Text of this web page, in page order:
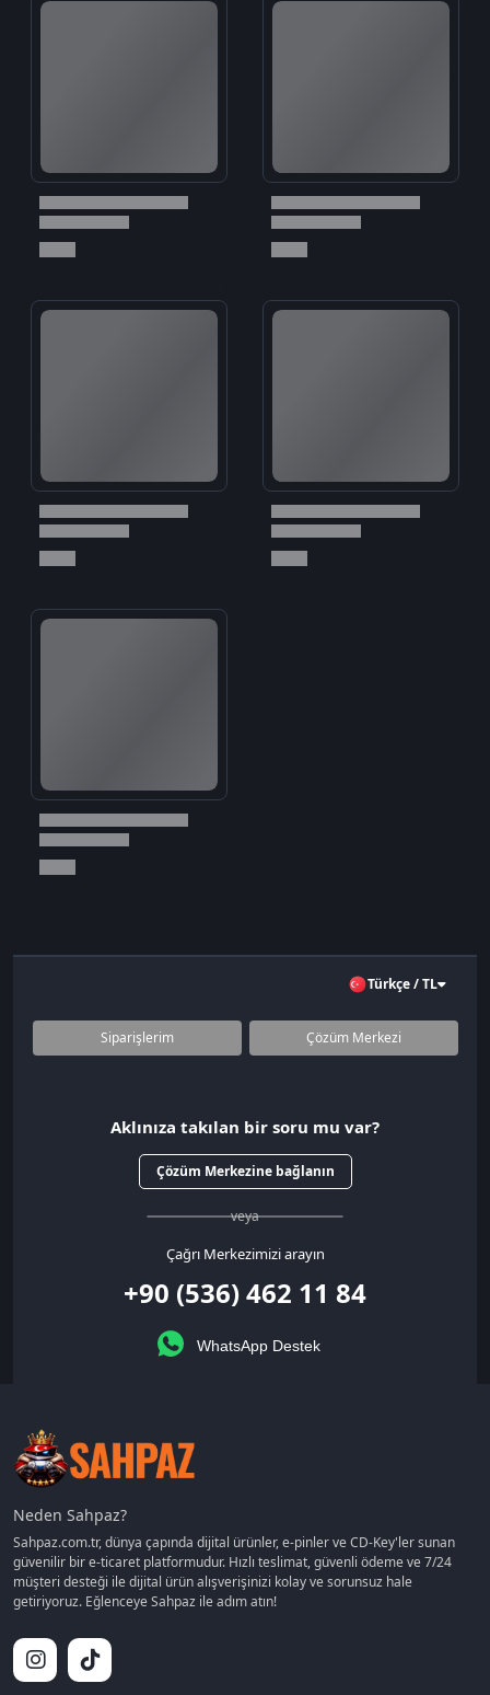
Türkçe / TL
Siparişlerim Çözüm Merkezi
Aklınıza takılan bir soru mu var?
Çözüm Merkezine bağlanın
veya
Çağrı Merkezimizi arayın
+90 (536) 462 11 84
WhatsApp Destek
Neden Sahpaz?
Sahpaz.com.tr, dünya çapında dijital ürünler, e-pinler ve CD-Key'ler sunan
güvenilir bir e-ticaret platformudur. Hızlı teslimat, güvenli ödeme ve 7/24
müşteri desteği ile dijital ürün alışverişinizi kolay ve sorunsuz hale
getiriyoruz. Eğlenceye Sahpaz ile adım atın!